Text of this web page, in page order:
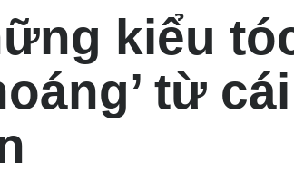
kiểu
từ